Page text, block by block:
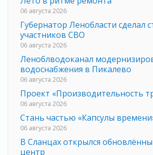
06 августа 2026
Губернатор Ленобласти сделал
участников СВО
06 августа 2026
Леноблводоканал
водоснабжения в Пикалево
06 августа 2026
Проект «Производительность
06 августа 2026
Стань частью «Капсулы
06 августа 2026
В Сланцах открылся
центр